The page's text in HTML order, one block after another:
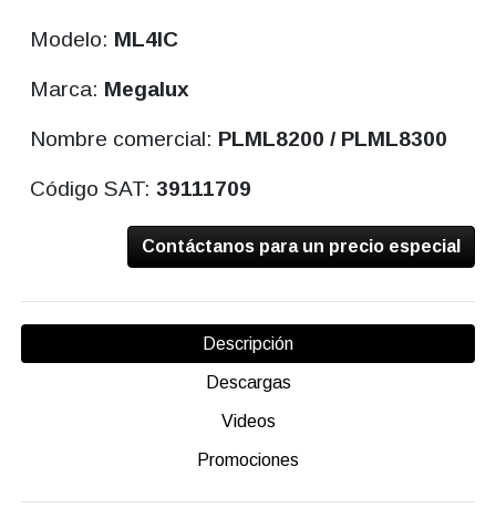
Modelo: ML4IC
Marca: Megalux
Nombre comercial: PLML8200 / PLML8300
Código SAT:39111709
Contáctanos para un precio especial
Descripción
Descargas
Videos
Promociones